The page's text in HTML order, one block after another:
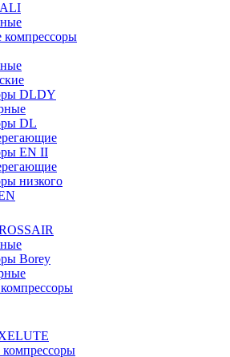
компрессоры
DLDY
DL
EN II
низкого
Borey